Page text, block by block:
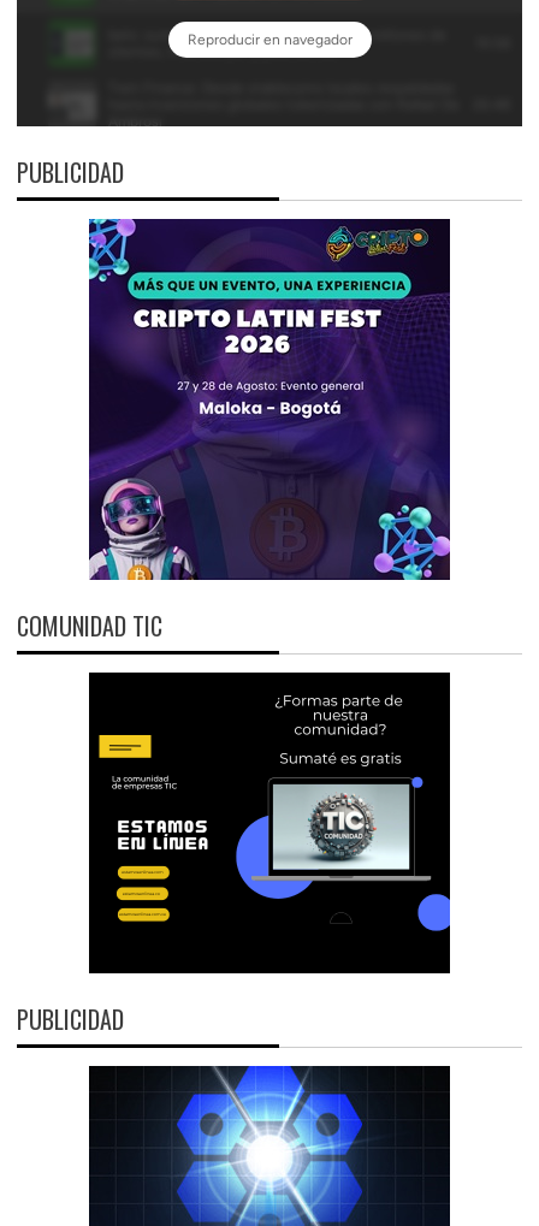
PUBLICIDAD
COMUNIDAD TIC
PUBLICIDAD